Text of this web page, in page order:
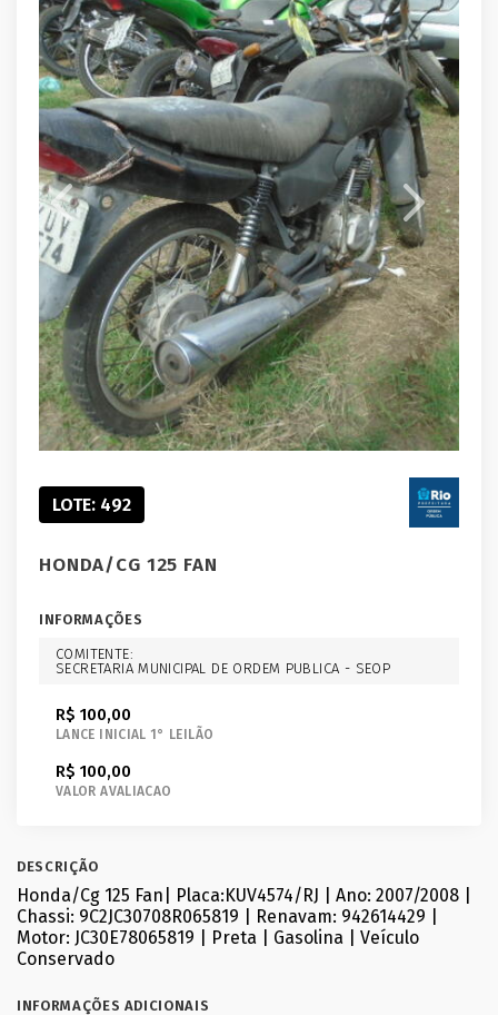
LOTE: 492
HONDA/CG 125 FAN
INFORMAÇÕES
COMITENTE:
SECRETARIA MUNICIPAL DE ORDEM PUBLICA - SEOP
R$ 100,00
LANCE INICIAL 1° LEILÃO
R$ 100,00
VALOR AVALIACAO
DESCRIÇÃO
Honda/Cg 125 Fan| Placa:KUV4574/RJ | Ano: 2007/2008 |
Chassi: 9C2JC30708R065819 | Renavam: 942614429 |
Motor: JC30E78065819 | Preta | Gasolina | Veículo
Conservado
INFORMAÇÕES ADICIONAIS